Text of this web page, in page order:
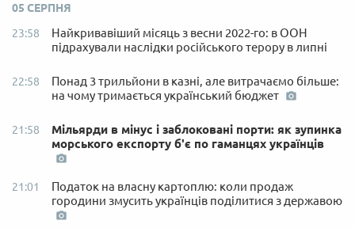
05 СЕРПНЯ
23:58
Найкривавіший місяць з весни 2022-го: в ООН
підрахували наслідки російського терору в липні
22:58
Понад 3 трильйони в казні, але витрачаємо більше:
на чому тримається український бюджет
21:58
Мільярди в мінус і заблоковані порти: як зупинка
морського експорту б'є по гаманцях українців
21:01
Податок на власну картоплю: коли продаж
городини змусить українців поділитися з державою